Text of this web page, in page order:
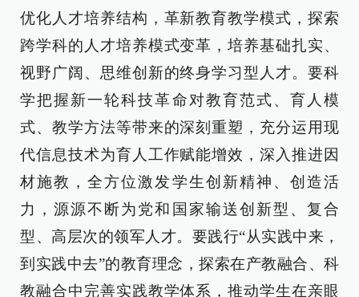
优化人才培养结构，革新教育教学模式，探索
跨学科的人才培养模式变革，培养基础扎实、
视野广阔、思维创新的终身学习型人才。要科
学把握新一轮科技革命对教育范式、育人模
式、教学方法等带来的深刻重塑，充分运用现
代信息技术为育人工作赋能增效，深入推进因
材施教，全方位激发学生创新精神、创造活
力，源源不断为党和国家输送创新型、复合
型、高层次的领军人才。要践行“从实践中来，
到实践中去”的教育理念，探索在产教融合、科
教融合中完善实践教学体系，推动学生在亲眼